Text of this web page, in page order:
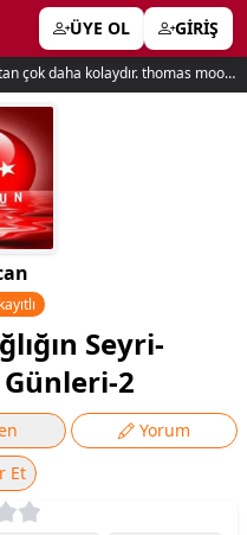
ÜYE OL GİRİŞ
En iyi yolu bulmak, en kötüsünü bulmaktan çok daha kolaydır. thomas moore
Seyri-
2
Yorum
Et